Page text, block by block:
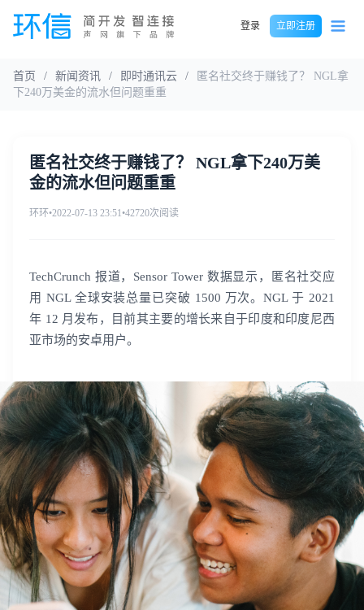
登录 立即注册
首页 / 新闻资讯 / 即时通讯云 /
匿名社交终于赚钱了？ NGL拿
下240万美金的流水但问题重重
匿名社交终于赚钱了？ NGL拿下240万美
金的流水但问题重重
环环•2022-07-13 23:51•42720次阅读
TechCrunch 报道，Sensor Tower 数据显示，匿名社交应
用 NGL 全球安装总量已突破 1500 万次。NGL 于 2021
年 12 月发布，目前其主要的增长来自于印度和印度尼西
亚市场的安卓用户。